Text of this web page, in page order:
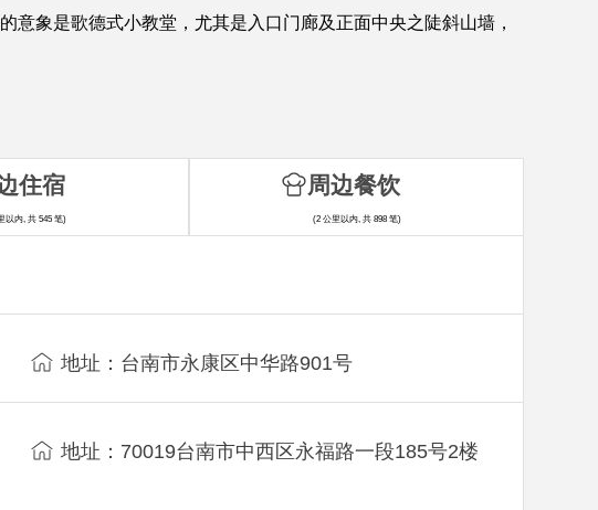
象是歌德式小教堂，尤其是入口门廊及正面中央之陡斜山墙，
地址：台南市永康区中华路901号
地址：70019台南市中西区永福路一段185号2楼
住宿
以内, 共 545 笔)
周边餐饮
(2 公里以内, 共 898 笔)